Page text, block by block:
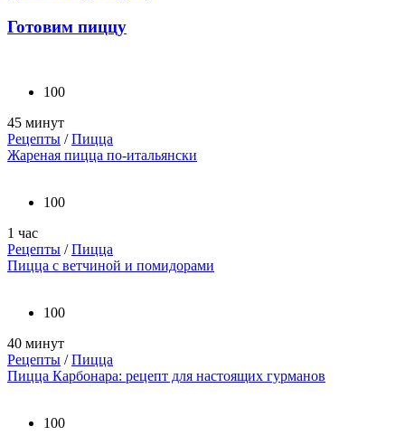
Готовим пиццу
100
45 минут
Рецепты /Пицца
Жареная пицца по-итальянски
100
1 час
Рецепты /Пицца
Пицца с ветчиной и помидорами
100
40 минут
Рецепты /Пицца
Пицца Карбонара: рецепт для настоящих гурманов
100